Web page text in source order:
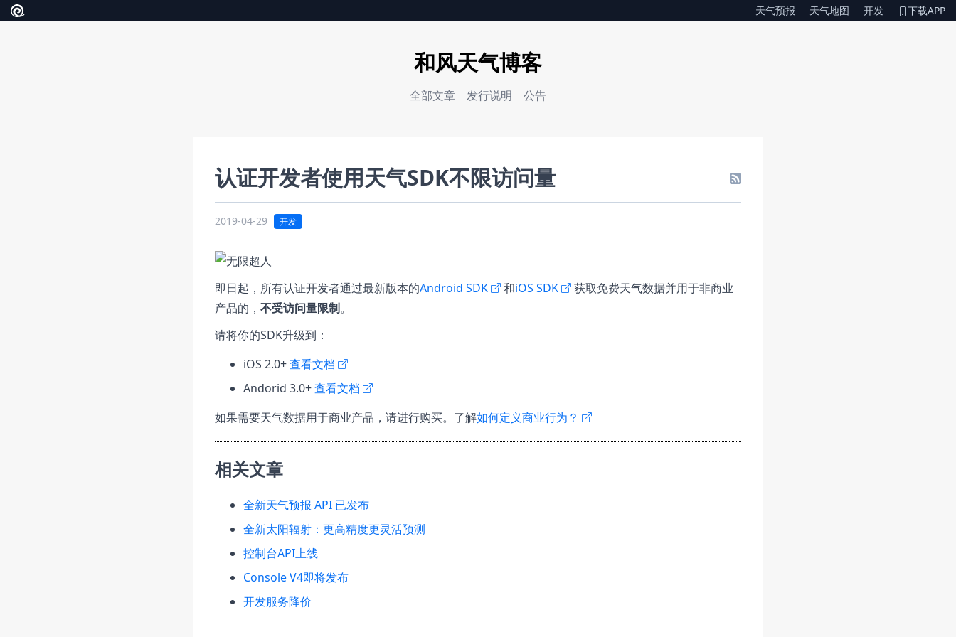
天气预报 天气地图 开发 下载APP
和风天气博客
全部文章 发行说明 公告
认证开发者使用天气SDK不限访问量
2019-04-29 开发
即日起，所有认证开发者通过最新版本的Android SDK 和iOS SDK
获取免费天气数据并用于非商业
产品的， 不受访问量限制。
请将你的SDK升级到：
iOS 2.0+查看文档
Andorid 3.0+查看文档
如果需要天气数据用于商业产品，请进行购买。了解如何定义商业行为？
相关文章
全新天气预报 API 已发布
全新太阳辐射：更高精度更灵活预测
控制台API上线
Console V4即将发布
开发服务降价